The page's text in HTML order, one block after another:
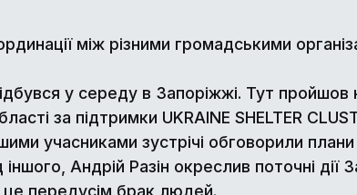
між різними громадськими
у середу в Запоріжжі. Тут пройшов
за підтримки UKRAINE SHELTER
учасниками зустрічі обговорили
Андрій Разін окреслив поточні дії
це передусім брак людей.